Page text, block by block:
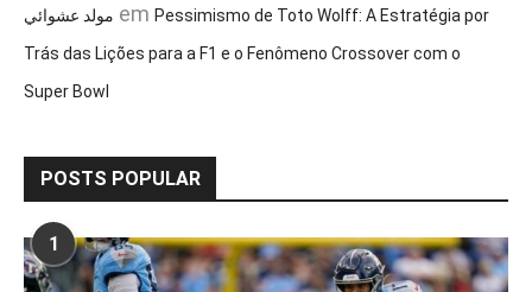
مولد عشوائي em Pessimismo de Toto Wolff: A Estratégia por
Trás das Lições para a F1 e o Fenômeno Crossover com o
Super Bowl
POSTS POPULAR
1